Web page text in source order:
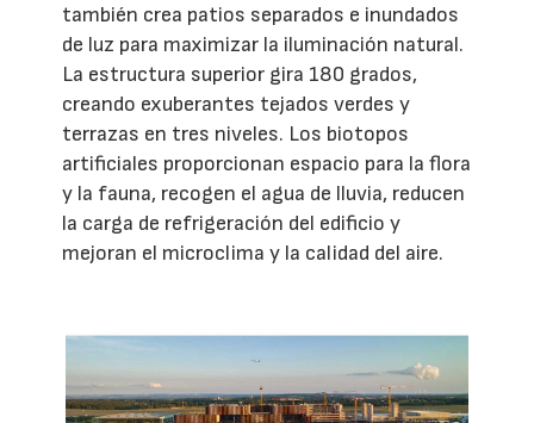
también crea patios separados e inundados
de luz para maximizar la iluminación natural.
La estructura superior gira 180 grados,
creando exuberantes tejados verdes y
terrazas en tres niveles. Los biotopos
artificiales proporcionan espacio para la flora
y la fauna, recogen el agua de lluvia, reducen
la carga de refrigeración del edificio y
mejoran el microclima y la calidad del aire.